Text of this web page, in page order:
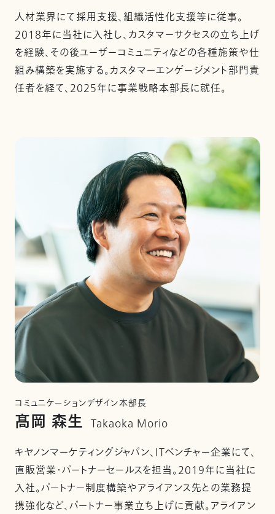
人材業界にて採用支援、組織活性化支援等に従事。
2018年に当社に入社し、カスタマーサクセスの立ち上げ
を経験、その後ユーザーコミュニティなどの各種施策や仕
組み構築を実施する。カスタマーエンゲージメント部門責
任者を経て、2025年に事業戦略本部長に就任。
コミュニケーションデザイン本部長
髙岡 森生 Takaoka Morio
キヤノンマーケティングジャパン、ITベンチャー企業にて、
直販営業・パートナーセールスを担当。2019年に当社に
入社。パートナー制度構築やアライアンス先との業務提
携強化など、パートナー事業立ち上げに貢献。アライアン